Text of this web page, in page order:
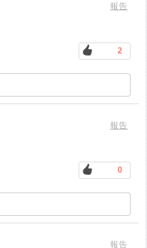
報告
2
報告
0
報告